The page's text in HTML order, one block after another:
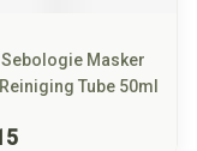
Masker
Tube 50ml